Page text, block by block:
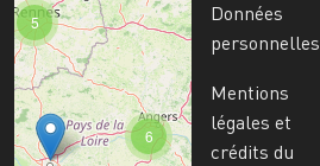
6
5
Données
personnelles
Mentions
légales et
crédits du